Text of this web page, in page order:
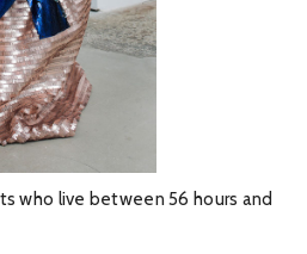
who live between 56 hours and